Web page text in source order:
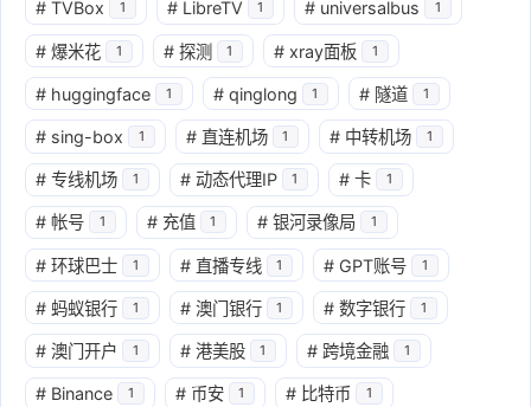
# TVBox 1 # LibreTV 1 # universalbus 1
# 爆米花 1 # 探测 1 # xray面板 1
# huggingface 1 # qinglong 1 # 隧道 1
# sing-box 1 # 直连机场 1 # 中转机场 1
# 专线机场 1 # 动态代理IP 1 # 卡 1
# 帐号 1 # 充值 1 # 银河录像局 1
# 环球巴士 1 # 直播专线 1 # GPT账号 1
# 蚂蚁银行 1 # 澳门银行 1 # 数字银行 1
# 澳门开户 1 # 港美股 1 # 跨境金融 1
# Binance 1 # 币安 1 # 比特币 1